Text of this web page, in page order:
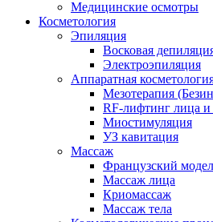
Медицинские осмотры
Косметология
Эпиляция
Восковая
Электроэпиляция
Аппаратная
Мезотерапия
RF-лифтинг лица и
Миостимуляция
УЗ кавитация
Массаж
Французский
Массаж лица
Криомассаж
Массаж тела